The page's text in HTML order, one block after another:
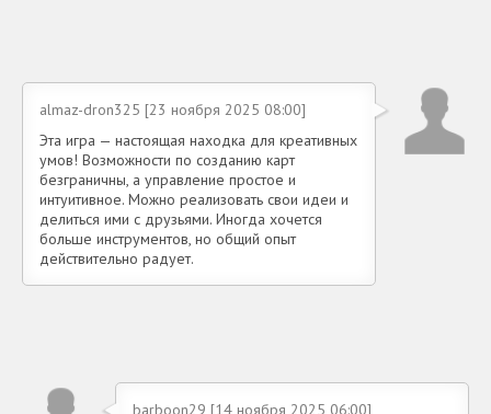
almaz-dron325 [23 ноября 2025 08:00]
Эта игра — настоящая находка для креативных
умов! Возможности по созданию карт
безграничны, а управление простое и
интуитивное. Можно реализовать свои идеи и
делиться ими с друзьями. Иногда хочется
больше инструментов, но общий опыт
действительно радует.
barboon29 [14 ноября 2025 06:00]